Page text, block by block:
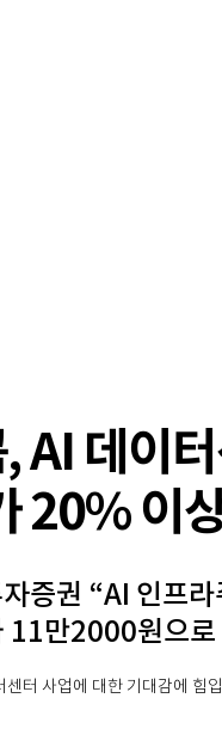
AI 데이터
20% 이
증권 “AI 인프
만2000원으로
터 사업에 대한 기대감에 힘